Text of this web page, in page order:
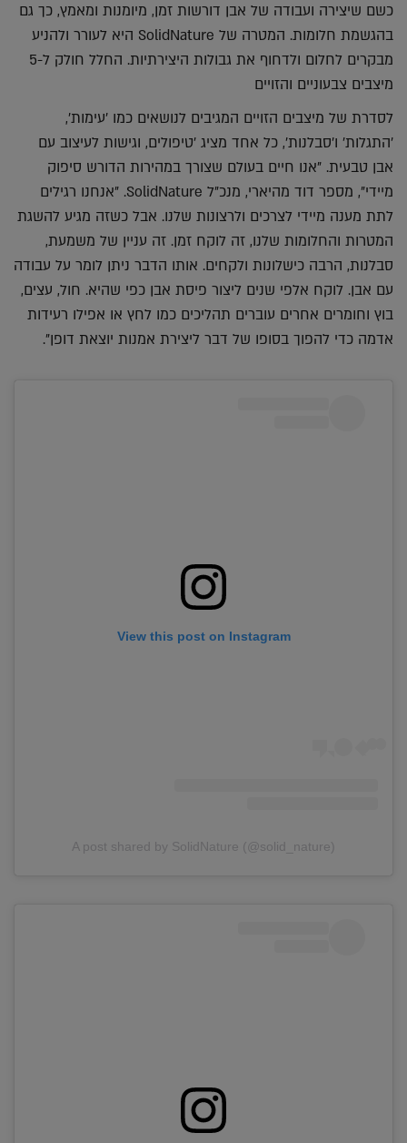
כשם שיצירה ועבודה של אבן דורשות זמן, מיומנות ומאמץ, כך גם
בהגשמת חלומות. המטרה של SolidNature היא לעורר ולהניע
מבקרים לחלום ולדחוף את גבולות היצירתיות. החלל חולק ל-5
מיצבים צבעוניים והזויים
לסדרת של מיצבים הזויים המגיבים לנושאים כמו 'עימות',
'התגלות' ו'סבלנות', כל אחד מציג 'טיפולים, וגישות לעיצוב עם
אבן טבעית. "אנו חיים בעולם שצורך במהירות הדורש סיפוק
מיידי", מספר דוד מהיארי, מנכ"ל SolidNature. "אנחנו רגילים
לתת מענה מיידי לצרכים ולרצונות שלנו. אבל כשזה מגיע להשגת
המטרות והחלומות שלנו, זה לוקח זמן. זה עניין של משמעת,
סבלנות, הרבה כישלונות ולקחים. אותו הדבר ניתן לומר על עבודה
עם אבן. לוקח אלפי שנים ליצור פיסת אבן כפי שהיא. חול, עצים,
בוץ וחומרים אחרים עוברים תהליכים כמו לחץ או אפילו רעידות
אדמה כדי להפוך בסופו של דבר ליצירת אמנות יוצאת דופן".
View this post on Instagram
A post shared by SolidNature (@solid_nature)